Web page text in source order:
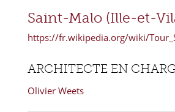
Saint-Malo (Ille-et-
https://fr.wikipedia.org/wiki/
ARCHITECTE EN
Olivier Weets